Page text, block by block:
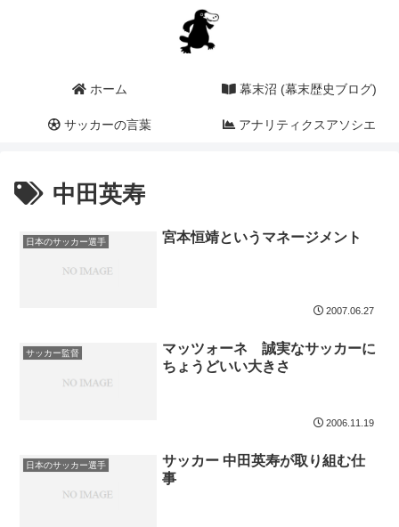
ホーム 幕末沼 (幕末歴史ブログ)
サッカーの言葉 アナリティクスアソシエ
中田英寿
日本のサッカー選手 宮本恒靖というマネージメント
2007.06.27
サッカー監督
マッツォーネ 誠実なサッカーに
ちょうどいい大きさ
2006.11.19
日本のサッカー選手
サッカー 中田英寿が取り組む仕
事